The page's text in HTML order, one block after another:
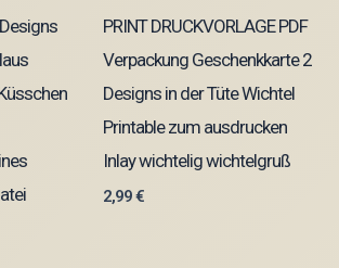
PRINT DRUCKVORLAGE PDF
Verpackung Geschenkkarte 2
Designs in der Tüte Wichtel
Printable zum ausdrucken
Inlay wichtelig wichtelgruß
2,99€